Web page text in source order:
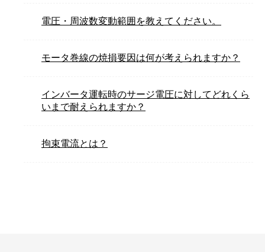
電圧・周波数変動範囲を教えてください。
モータ巻線の焼損要因は何が考えられますか？
インバータ運転時のサージ電圧に対してどれくら
いまで耐えられますか？
拘束電流とは？